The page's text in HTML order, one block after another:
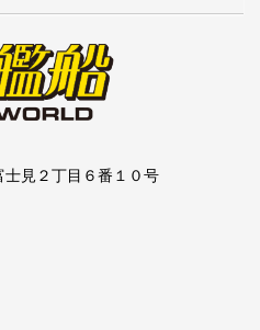
見２丁目６番１０号